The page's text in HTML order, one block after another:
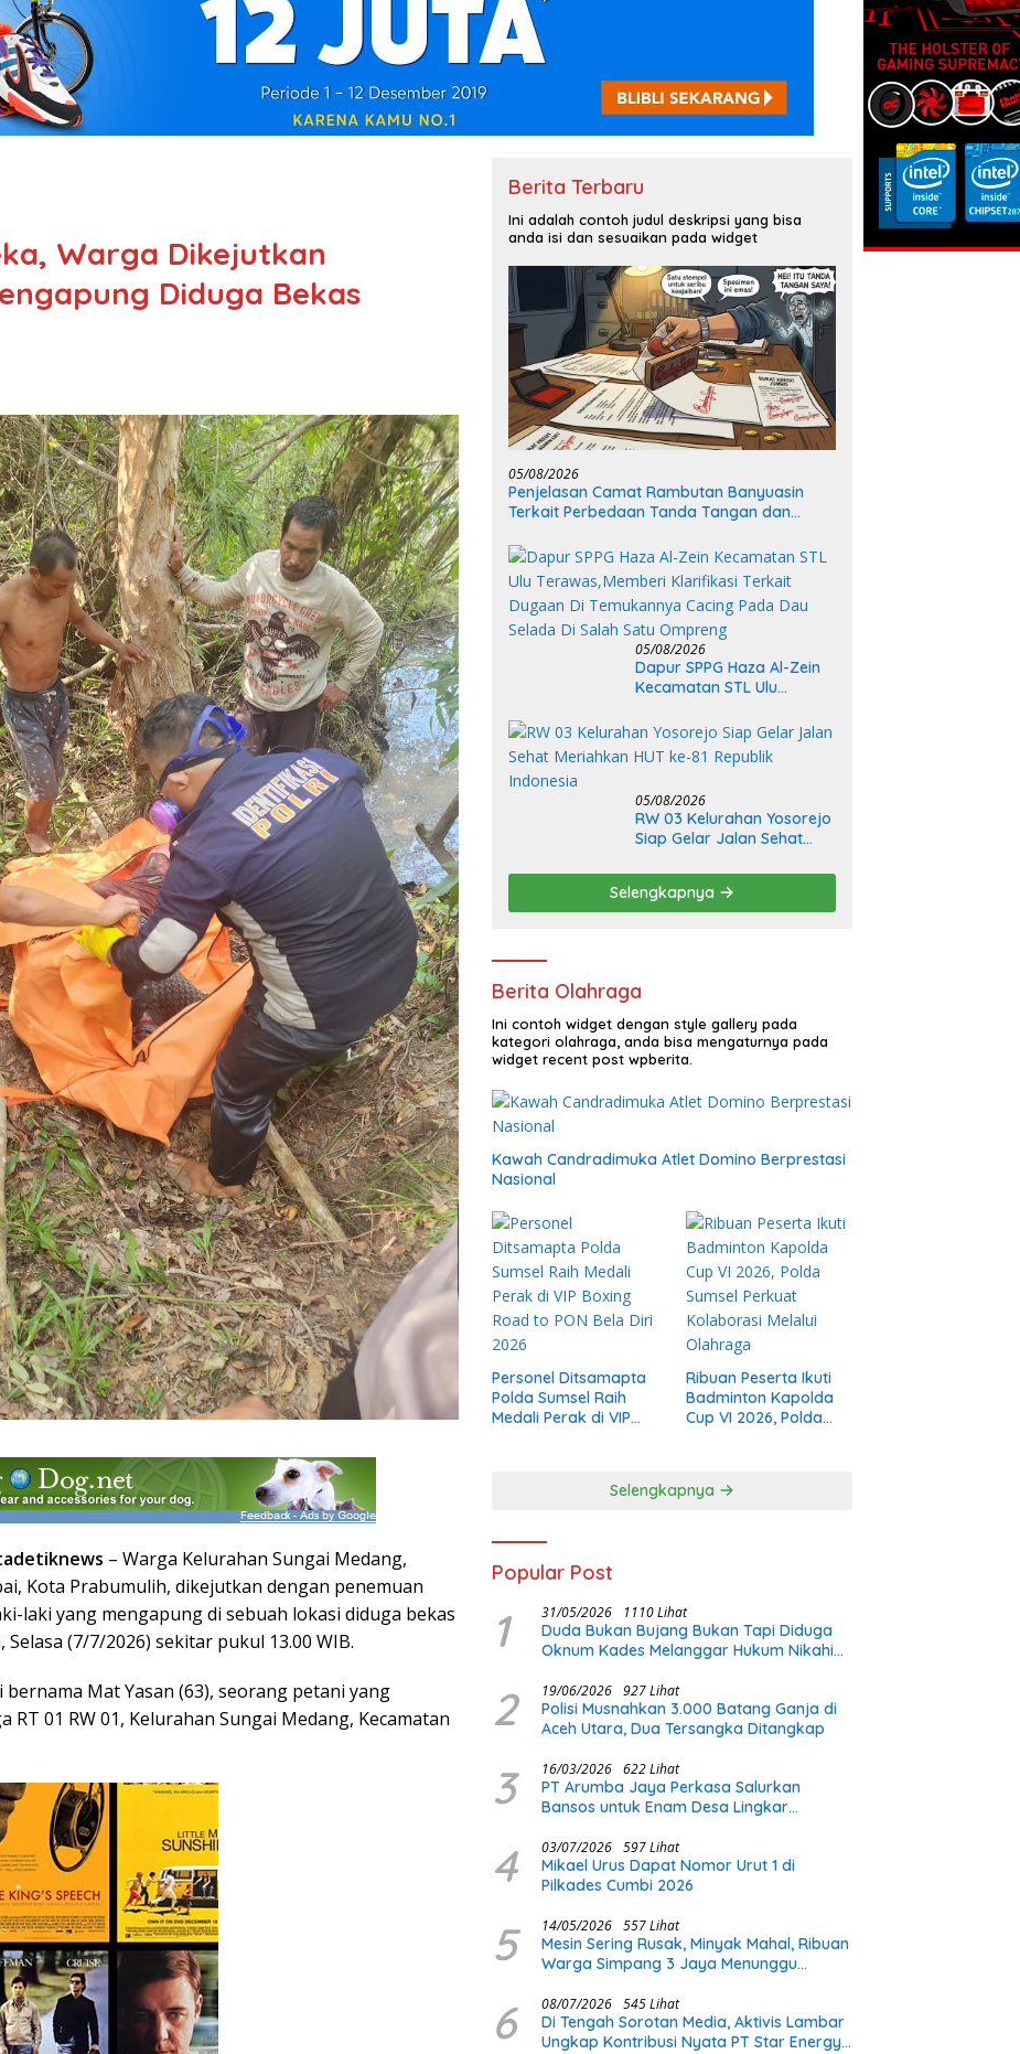
Warga Dikejutkan
Diduga Bekas
– Warga Kelurahan Sungai Medang,
Kota Prabumulih, dikejutkan dengan penemuan
laki yang mengapung di sebuah lokasi diduga bekas
Selasa (7/7/2026) sekitar pukul 13.00 WIB.
Mat Yasan (63), seorang petani yang
RT 01 RW 01, Kelurahan Sungai Medang, Kecamatan
Berita Terbaru
Ini adalah contoh judul deskripsi yang bisa
anda isi dan sesuaikan pada widget
05/08/2026
Penjelasan Camat Rambutan Banyuasin
Terkait Perbedaan Tanda Tangan dan
05/08/2026
Dapur SPPG Haza Al-Zein
Kecamatan STL Ulu
Klarifikasi Terkait Dugaan
Di Temukannya Cacing
Pada Dau Selada Di Salah
05/08/2026
RW 03 Kelurahan Yosorejo
Siap Gelar Jalan Sehat
Republik Indonesia
Selengkapnya
Berita Olahraga
Ini contoh widget dengan style gallery pada
kategori olahraga, anda bisa mengaturnya pada
widget recent post wpberita.
Kawah Candradimuka Atlet Domino Berprestasi
Nasional
Personel Ditsamapta
Polda Sumsel Raih
Medali Perak di VIP
Ribuan Peserta Ikuti
Badminton Kapolda
Cup VI 2026, Polda
Selengkapnya
Popular Post
1 31/05/2026 1110 Lihat
Duda Bukan Bujang Bukan Tapi Diduga
Oknum Kades Melanggar Hukum Nikahi
2 19/06/2026 927 Lihat
Polisi Musnahkan 3.000 Batang Ganja di
Aceh Utara, Dua Tersangka Ditangkap
3 16/03/2026 622 Lihat
PT Arumba Jaya Perkasa Salurkan
Bansos untuk Enam Desa Lingkar
4 03/07/2026 597 Lihat
Mikael Urus Dapat Nomor Urut 1 di
Pilkades Cumbi 2026
5 14/05/2026 557 Lihat
Mesin Sering Rusak, Minyak Mahal, Ribuan
Warga Simpang 3 Jaya Menunggu
6 08/07/2026 545 Lihat
Di Tengah Sorotan Media, Aktivis Lambar
Ungkap Kontribusi Nyata PT Star Energy: